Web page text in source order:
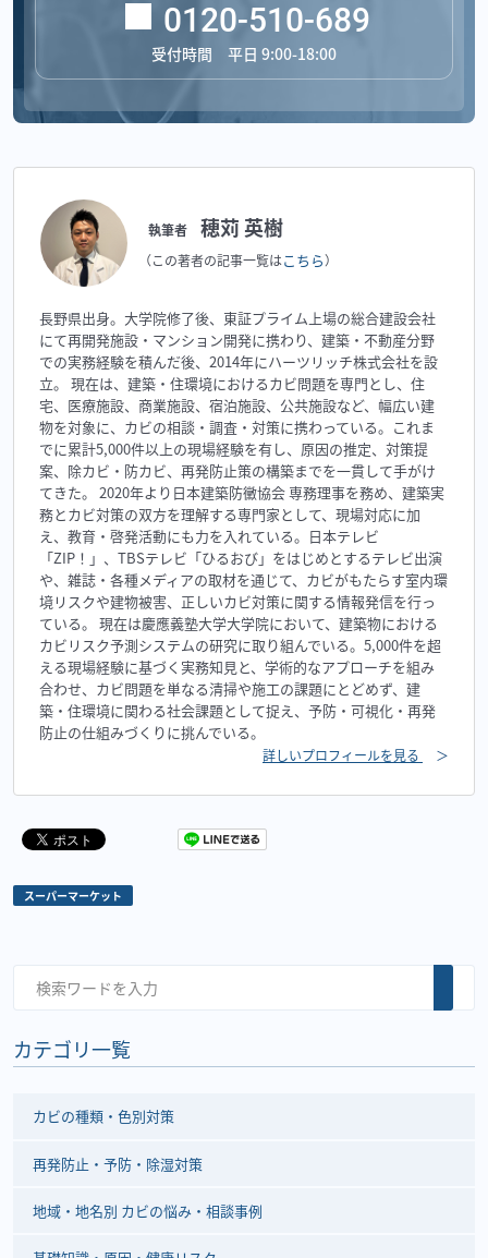
0120-510-689
受付時間 平日 9:00-18:00
執筆者 穂苅 英樹
（この著者の記事一覧はこちら）
長野県出身。大学院修了後、東証プライム上場の総合建設会社
にて再開発施設・マンション開発に携わり、建築・不動産分野
での実務経験を積んだ後、2014年にハーツリッチ株式会社を設
立。 現在は、建築・住環境におけるカビ問題を専門とし、住
宅、医療施設、商業施設、宿泊施設、公共施設など、幅広い建
物を対象に、カビの相談・調査・対策に携わっている。これま
でに累計5,000件以上の現場経験を有し、原因の推定、対策提
案、除カビ・防カビ、再発防止策の構築までを一貫して手がけ
てきた。 2020年より日本建築防黴協会 専務理事を務め、建築実
務とカビ対策の双方を理解する専門家として、現場対応に加
え、教育・啓発活動にも力を入れている。日本テレビ
「ZIP！」、TBSテレビ「ひるおび」をはじめとするテレビ出演
や、雑誌・各種メディアの取材を通じて、カビがもたらす室内環
境リスクや建物被害、正しいカビ対策に関する情報発信を行っ
ている。 現在は慶應義塾大学大学院において、建築物における
カビリスク予測システムの研究に取り組んでいる。5,000件を超
える現場経験に基づく実務知見と、学術的なアプローチを組み
合わせ、カビ問題を単なる清掃や施工の課題にとどめず、建
築・住環境に関わる社会課題として捉え、予防・可視化・再発
防止の仕組みづくりに挑んでいる。
詳しいプロフィールを見る ＞
スーパーマーケット
カテゴリ一覧
カビの種類・色別対策
再発防止・予防・除湿対策
地域・地名別 カビの悩み・相談事例